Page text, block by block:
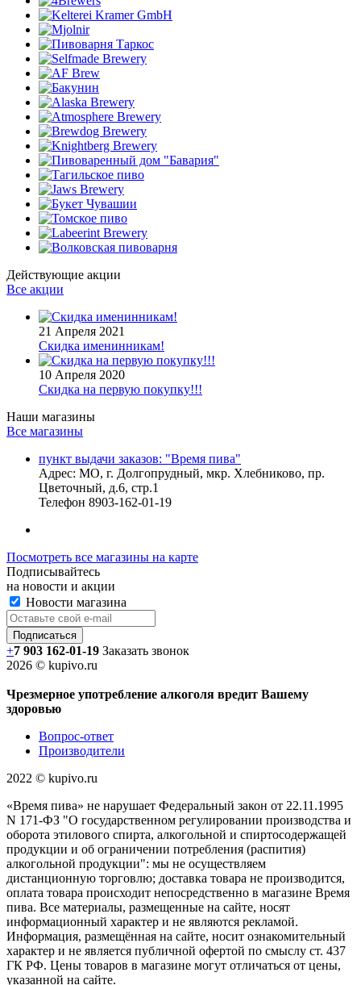
Действующие акции
Все акции
21 Апреля 2021
Скидка именинникам!
10 Апреля 2020
Скидка на первую покупку!!!
Наши магазины
Все магазины
пункт выдачи заказов: "Время пива"
Адрес: МО, г. Долгопрудный, мкр. Хлебниково, пр.
Цветочный, д.6, стр.1
Телефон 8903-162-01-19
Посмотреть все магазины на карте
Подписывайтесь
на новости и акции
Новости магазина
+7 903 162-01-19 Заказать звонок
2026 © kupivo.ru
Чрезмерное употребление алкоголя вредит Вашему
здоровью
Вопрос-ответ
Производители
2022 ©️ kupivo.ru
«Время пива» не нарушает Федеральный закон от 22.11.1995
N 171-ФЗ "О государственном регулировании производства и
оборота этилового спирта, алкогольной и спиртосодержащей
продукции и об ограничении потребления (распития)
алкогольной продукции": мы не осуществляем
дистанционную торговлю; доставка товара не производится,
оплата товара происходит непосредственно в магазине Время
пива. Все материалы, размещенные на сайте, носят
информационный характер и не являются рекламой.
Информация, размещённая на сайте, носит ознакомительный
характер и не является публичной офертой по смыслу ст. 437
ГК РФ. Цены товаров в магазине могут отличаться от цены,
указанной на сайте.